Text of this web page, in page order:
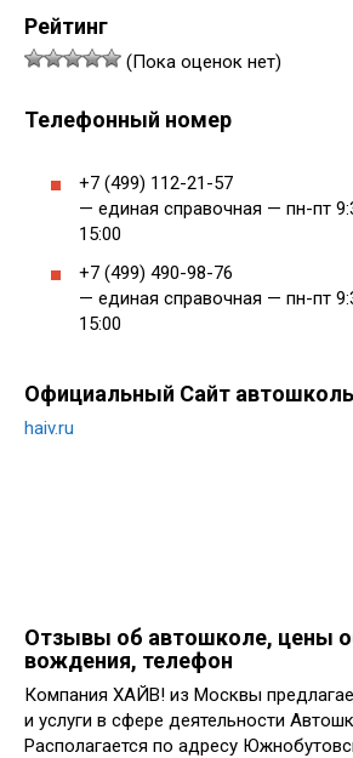
Рейтинг
(Пока оценок нет)
Телефонный номер
+7 (499) 112-21-57
— единая справочная — пн-пт
15:00
+7 (499) 490-98-76
— единая справочная — пн-пт
15:00
Официальный Сайт
haiv.ru
Отзывы об автошколе, цены
вождения, телефон
Компания ХАЙВ! из Москвы
и услуги в сфере деятельности
Располагается по адресу